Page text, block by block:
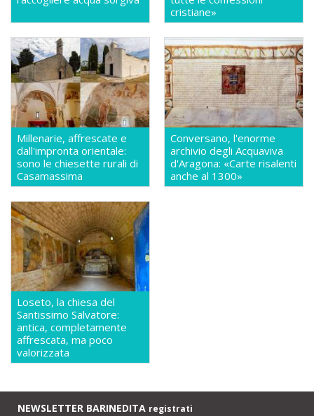
cristiane»
Millenarie, affrescate e
dall'impronta orientale:
sono le chiesette rurali di
Casamassima
Conversano, l'enorme
archivio degli Acquaviva
d'Aragona: «Carte risalenti
anche al 1300»
Loseto, la chiesa del
Santissimo Salvatore:
antica, completamente
affrescata, ma poco
valorizzata
NEWSLETTER BARINEDITA registrati